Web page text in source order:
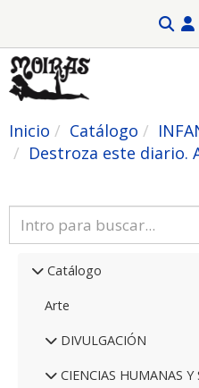
Inicio Catálogo
Destroza este diario.
Catálogo
Arte
DIVULGACIÓN
CIENCIAS HUMANAS Y